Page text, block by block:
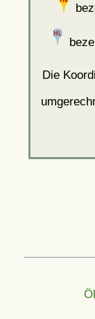
Die